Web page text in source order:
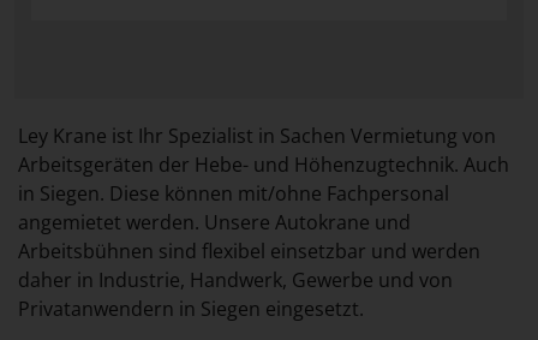
Ley Krane ist Ihr Spezialist in Sachen Vermietung von
Arbeitsgeräten der Hebe- und Höhenzugtechnik. Auch
in Siegen. Diese können mit/ohne Fachpersonal
angemietet werden. Unsere Autokrane und
Arbeitsbühnen sind flexibel einsetzbar und werden
daher in Industrie, Handwerk, Gewerbe und von
Privatanwendern in Siegen eingesetzt.